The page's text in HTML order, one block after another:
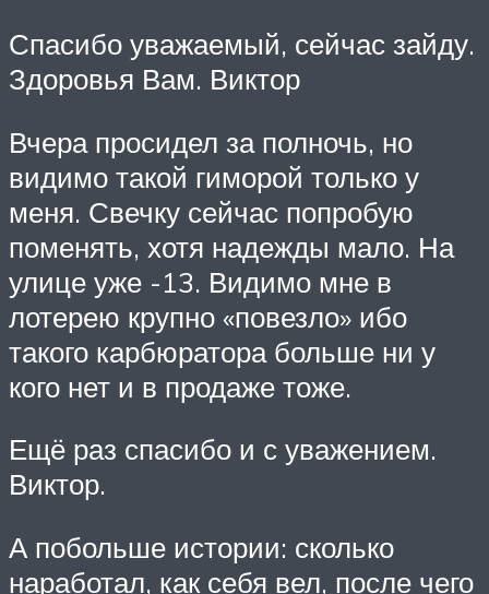
Спасибо уважаемый, сейчас зайду.
Здоровья Вам. Виктор
Вчера просидел за полночь, но
видимо такой гиморой только у
меня. Свечку сейчас попробую
поменять, хотя надежды мало. На
улице уже -13. Видимо мне в
лотерею крупно «повезло» ибо
такого карбюратора больше ни у
кого нет и в продаже тоже.
Ещё раз спасибо и с уважением.
Виктор.
А побольше истории: сколько
наработал, как себя вел, после чего